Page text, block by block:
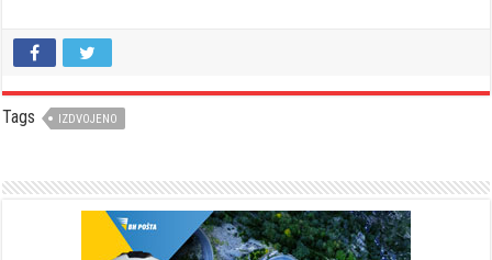
Tags IZDVOJENO